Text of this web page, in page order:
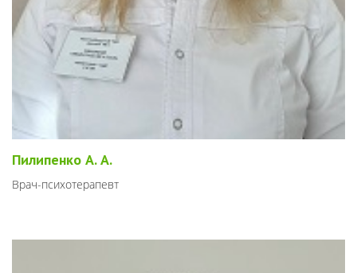
Пилипенко А. А.
Врач-психотерапевт